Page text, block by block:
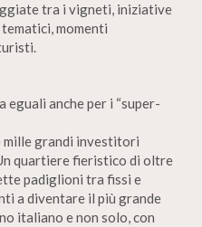
tra i vigneti, iniziative
momenti
eguali anche per i “super-
mille grandi investitori
quartiere fieristico di oltre
padiglioni tra fissi e
a diventare il più grande
italiano e non solo, con